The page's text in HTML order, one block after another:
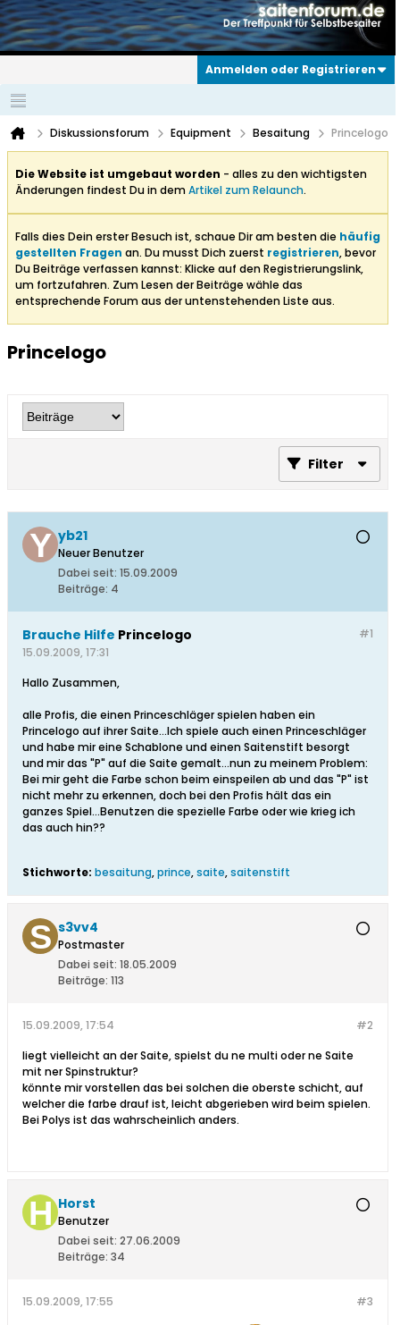
Anmelden oder Registrieren
Diskussionsforum Equipment Besaitung Princelogo
Die Website ist umgebaut worden - alles zu den wichtigsten
Änderungen findest Du in demArtikel zum Relaunch.
Falls dies Dein erster Besuch ist, schaue Dir am besten die häufig
gestellten Fragen an. Du musst Dich zuerst registrieren, bevor
Du Beiträge verfassen kannst: Klicke auf den Registrierungslink,
um fortzufahren. Zum Lesen der Beiträge wähle das
entsprechende Forum aus der untenstehenden Liste aus.
Princelogo
Filter
yb21
Neuer Benutzer
Dabei seit: 15.09.2009
Beiträge: 4
#1
Brauche Hilfe Princelogo
15.09.2009, 17:31
Hallo Zusammen,
alle Profis, die einen Princeschläger spielen haben ein
Princelogo auf ihrer Saite...Ich spiele auch einen Princeschläger
und habe mir eine Schablone und einen Saitenstift besorgt
und mir das "P" auf die Saite gemalt...nun zu meinem Problem:
Bei mir geht die Farbe schon beim einspeilen ab und das "P" ist
nicht mehr zu erkennen, doch bei den Profis hält das ein
ganzes Spiel...Benutzen die spezielle Farbe oder wie krieg ich
das auch hin??
Stichworte: besaitung,prince,saite,saitenstift
s3vv4
Postmaster
Dabei seit: 18.05.2009
Beiträge: 113
#2
15.09.2009, 17:54
liegt vielleicht an der Saite, spielst du ne multi oder ne Saite
mit ner Spinstruktur?
könnte mir vorstellen das bei solchen die oberste schicht, auf
welcher die farbe drauf ist, leicht abgerieben wird beim spielen.
Bei Polys ist das wahrscheinlich anders.
Horst
Benutzer
Dabei seit: 27.06.2009
Beiträge: 34
#3
15.09.2009, 17:55